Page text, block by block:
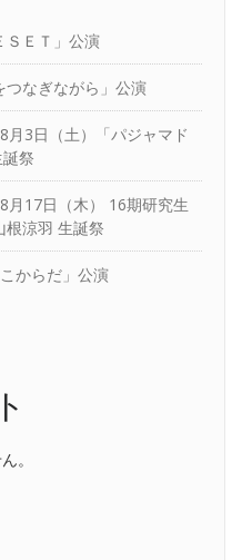
ＳＥＴ」公演
なぎながら」公演
月3日（土）「パジャマド
祭
月17日（木） 16期研究生
根涼羽 生誕祭
からだ」公演
。